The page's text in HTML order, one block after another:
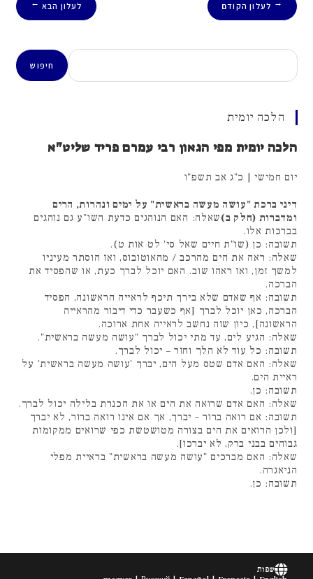
← לעלון הקודם לעלון הבא →
חיפוש
חיפוש
הלכה יומית
הלכה יומית מפי הגאון רבי עמרם פריד שליט"א
יום חמישי | כ"ג אב תשפ"ו
דיני ברכת "עושה מעשה בראשית" על ימים ונהרות, הרים
ומדברות (חלק ב)שאלה: האם הנוהגים כדעת השו"ע גם נוהגים
בברכות אלו.
תשובה: כן (שו"ת חיים שאל סי' לט אות ט).
שאלה: ראה את הים מהרכב / מהאוטובוס, ואז הוסתר מעיניו
למשך זמן, ואז ראהו שוב. האם יוכל לברך כעת, או שהפסיד את
הברכה.
תשובה: אף שאדם שלא בירך תיכף לראייה הראשונה, הפסיד
הברכה, כאן יוכל לברך [אף כשעבר כדי דיבור מהראייה
הראשונה], כיון שזה נחשב לראייה אחת ארוכה.
שאלה: הגיע לים, עד מתי יכול לברך "עושה מעשה בראשית".
תשובה: כל עוד לא הלך וחזר – יכול לברך.
שאלה: האם אדם שטס מעל הים, יברך 'עושה מעשה בראשית' על
ראיית הים.
תשובה: כן.
שאלה: האם אדם שרואה את הים או את הכנרת בלילה יכול לברך.
תשובה: אם רואה ברור – יברך, אך אם אינו רואה ברור, לא יברך
[ולכן הרואים את הים בצורה מטושטשת כפי שרואים ממקומות
גבוהים בבני ברק, לא יברכו].
שאלה: האם מברכים "עושה מעשה בראשית" בראיית מפלי
הניאגרה.
תשובה: כן.
שפות